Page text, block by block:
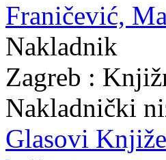
Franičević,
Nakladnik
Zagreb :
Nakladnički
Glasovi